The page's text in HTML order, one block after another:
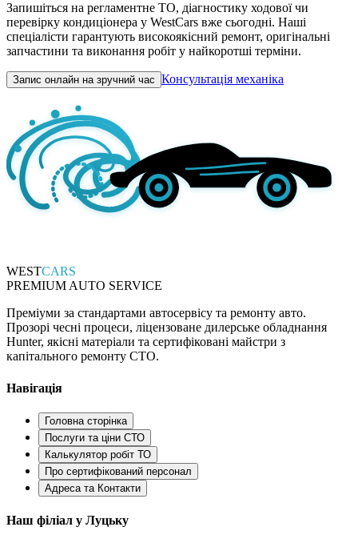
Запишіться на регламентне ТО, діагностику ходової чи
перевірку кондиціонера у WestCars вже сьогодні. Наші
спеціалісти гарантують високоякісний ремонт, оригінальні
запчастини та виконання робіт у найкоротші терміни.
Запис онлайн на зручний час Консультація механіка
WESTCARS
PREMIUM AUTO SERVICE
Преміуми за стандартами автосервісу та ремонту авто.
Прозорі чесні процеси, ліцензоване дилерське обладнання
Hunter, якісні матеріали та сертифіковані майстри з
капітального ремонту СТО.
Навігація
Головна сторінка
Послуги та ціни СТО
Калькулятор робіт ТО
Про сертифікований персонал
Адреса та Контакти
Наш філіал у Луцьку